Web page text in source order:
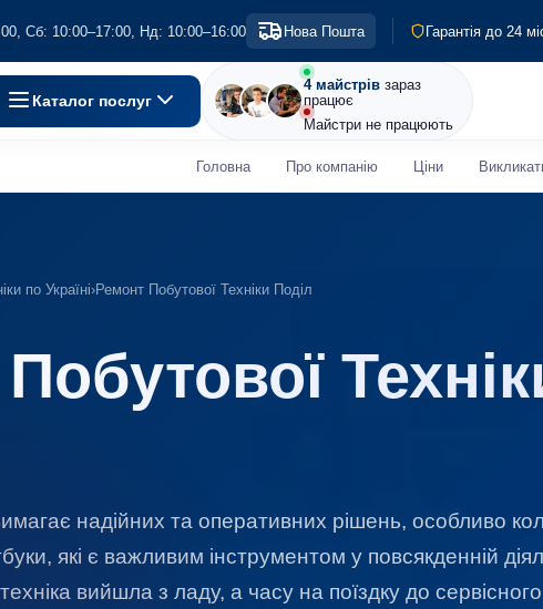
Сб: 10:00–17:00, Нд: 10:00–16:00 Нова Пошта
Діагностика 0 грн
Каталог послуг
4 майстрівзараз
працює
Майстри не працюють
Головна Про компанію Ціни
по Україні›Ремонт Побутової Техніки Поділ
надійних та оперативних рішень, особливо
які є важливим інструментом у повсякденній
вийшла з ладу, а часу на поїздку до